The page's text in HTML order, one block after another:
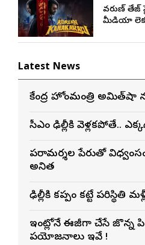
వరుణ్ తేజ్‌
మీడియా
Latest News
కేంద్ర హోంమంత్రి అమిత్‌షా
సీఎం ఢిల్లీకి వెళ్లకపోతే..
పరామర్శల పేరుతో
అనిత
ఢిల్లీకి కప్పం కట్టే పరిస్థితి
ఇంట్లోనే ఈజీగా చేసే జొన్న
ప్రయోజనాలు ఇవే !